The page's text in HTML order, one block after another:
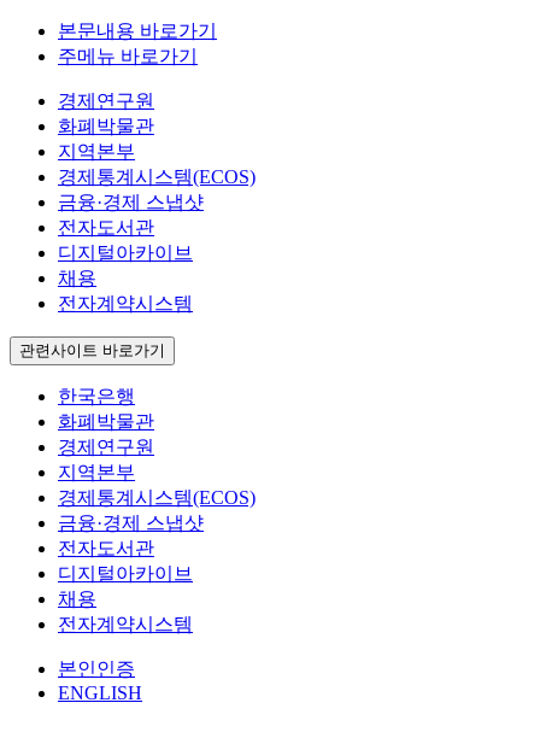
본문내용 바로가기
주메뉴 바로가기
경제연구원
화폐박물관
지역본부
경제통계시스템(ECOS)
금융·경제 스냅샷
전자도서관
디지털아카이브
채용
전자계약시스템
관련사이트 바로가기
한국은행
화폐박물관
경제연구원
지역본부
경제통계시스템(ECOS)
금융·경제 스냅샷
전자도서관
디지털아카이브
채용
전자계약시스템
본인인증
ENGLISH